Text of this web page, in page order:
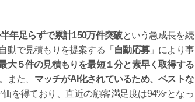
年足らずで累計150万件突破という急成長を続
動で見積もりを提案する「 自動応募」により事
大５件の見積もりを最短１分と素早く取得する
また、 マッチがAI化されているため、ベストな
を得ており、直近の顧客満足度は94%*となっ